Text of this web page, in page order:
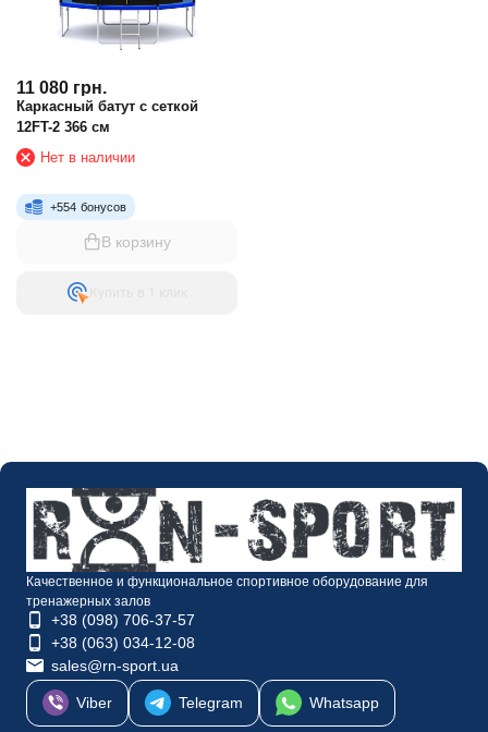
11 080 грн.
Каркасный батут с сеткой
12FT-2 366 см
Нет в наличии
+554 бонусов
В корзину
Купить в 1 клик
Качественное и функциональное спортивное оборудование для
тренажерных залов
+38 (098) 706-37-57
+38 (063) 034-12-08
sales@rn-sport.ua
Viber Telegram
Whatsapp